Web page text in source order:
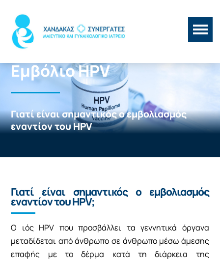
Εμβόλιο HPV
Γιατί είναι σημαντικός ο εμβολιασμός
εναντίον του HPV
Γιατί είναι σημαντικός ο εμβολιασμός
εναντίον του HPV;
Ο ιός HPV που προσβάλλει τα γεννητικά όργανα
μεταδίδεται από άνθρωπο σε άνθρωπο μέσω άμεσης
επαφής με το δέρμα κατά τη διάρκεια της